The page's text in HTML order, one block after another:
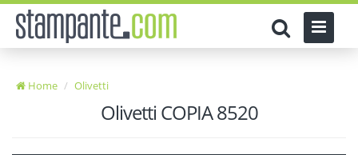
Home Olivetti
Olivetti COPIA 8520